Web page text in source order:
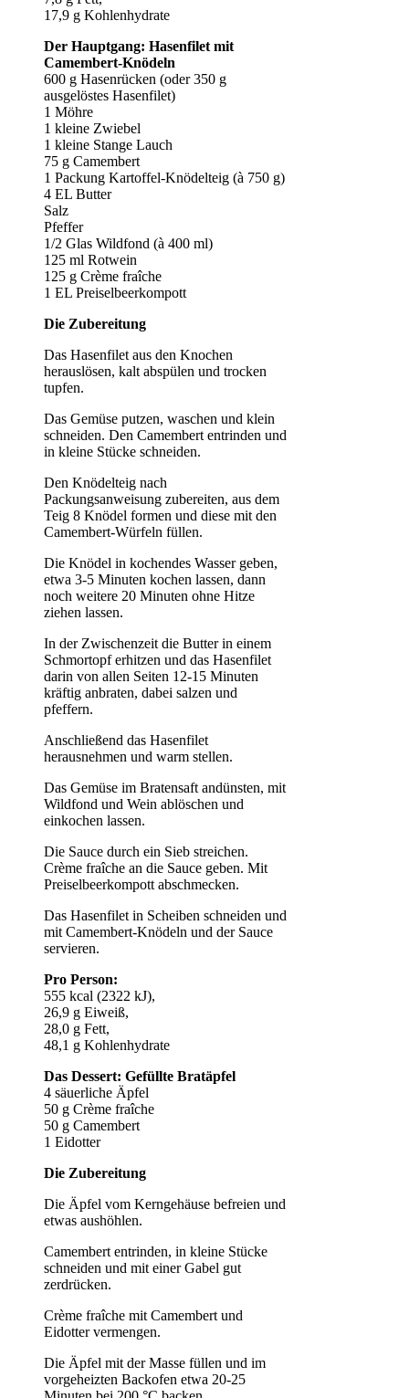
17,9 g Kohlenhydrate
Der Hauptgang: Hasenfilet mit
Camembert-Knödeln
600 g Hasenrücken (oder 350 g
ausgelöstes Hasenfilet)
1 Möhre
1 kleine Zwiebel
1 kleine Stange Lauch
75 g Camembert
1 Packung Kartoffel-Knödelteig (à 750 g)
4 EL Butter
Salz
Pfeffer
1/2 Glas Wildfond (à 400 ml)
125 ml Rotwein
125 g Crème fraîche
1 EL Preiselbeerkompott
Die Zubereitung
Das Hasenfilet aus den Knochen
herauslösen, kalt abspülen und trocken
tupfen.
Das Gemüse putzen, waschen und klein
schneiden. Den Camembert entrinden und
in kleine Stücke schneiden.
Den Knödelteig nach
Packungsanweisung zubereiten, aus dem
Teig 8 Knödel formen und diese mit den
Camembert-Würfeln füllen.
Die Knödel in kochendes Wasser geben,
etwa 3-5 Minuten kochen lassen, dann
noch weitere 20 Minuten ohne Hitze
ziehen lassen.
In der Zwischenzeit die Butter in einem
Schmortopf erhitzen und das Hasenfilet
darin von allen Seiten 12-15 Minuten
kräftig anbraten, dabei salzen und
pfeffern.
Anschließend das Hasenfilet
herausnehmen und warm stellen.
Das Gemüse im Bratensaft andünsten, mit
Wildfond und Wein ablöschen und
einkochen lassen.
Die Sauce durch ein Sieb streichen.
Crème fraîche an die Sauce geben. Mit
Preiselbeerkompott abschmecken.
Das Hasenfilet in Scheiben schneiden und
mit Camembert-Knödeln und der Sauce
servieren.
Pro Person:
555 kcal (2322 kJ),
26,9 g Eiweiß,
28,0 g Fett,
48,1 g Kohlenhydrate
Das Dessert: Gefüllte Bratäpfel
4 säuerliche Äpfel
50 g Crème fraîche
50 g Camembert
1 Eidotter
Die Zubereitung
Die Äpfel vom Kerngehäuse befreien und
etwas aushöhlen.
Camembert entrinden, in kleine Stücke
schneiden und mit einer Gabel gut
zerdrücken.
Crème fraîche mit Camembert und
Eidotter vermengen.
Die Äpfel mit der Masse füllen und im
vorgeheizten Backofen etwa 20-25